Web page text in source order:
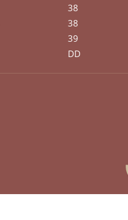
38
38
39
DD